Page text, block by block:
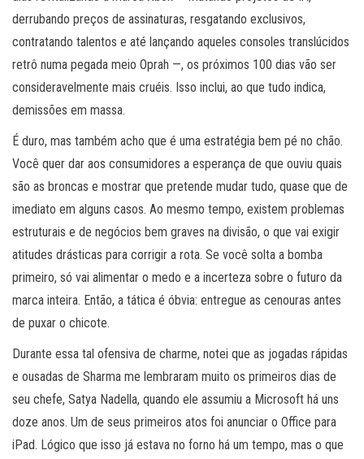
derrubando preços de assinaturas, resgatando exclusivos,
contratando talentos e até lançando aqueles consoles translúcidos
retrô numa pegada meio Oprah —, os próximos 100 dias vão ser
consideravelmente mais cruéis. Isso inclui, ao que tudo indica,
demissões em massa.
É duro, mas também acho que é uma estratégia bem pé no chão.
Você quer dar aos consumidores a esperança de que ouviu quais
são as broncas e mostrar que pretende mudar tudo, quase que de
imediato em alguns casos. Ao mesmo tempo, existem problemas
estruturais e de negócios bem graves na divisão, o que vai exigir
atitudes drásticas para corrigir a rota. Se você solta a bomba
primeiro, só vai alimentar o medo e a incerteza sobre o futuro da
marca inteira. Então, a tática é óbvia: entregue as cenouras antes
de puxar o chicote.
Durante essa tal ofensiva de charme, notei que as jogadas rápidas
e ousadas de Sharma me lembraram muito os primeiros dias de
seu chefe, Satya Nadella, quando ele assumiu a Microsoft há uns
doze anos. Um de seus primeiros atos foi anunciar o Office para
iPad. Lógico que isso já estava no forno há um tempo, mas o que